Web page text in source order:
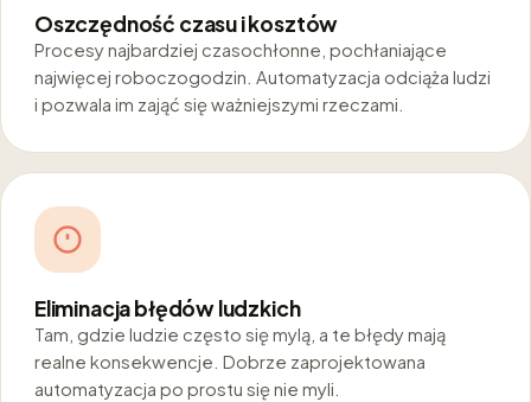
Oszczędność czasu i kosztów
Procesy najbardziej czasochłonne, pochłaniające
najwięcej roboczogodzin. Automatyzacja odciąża ludzi
i pozwala im zająć się ważniejszymi rzeczami.
Eliminacja błędów ludzkich
Tam, gdzie ludzie często się mylą, a te błędy mają
realne konsekwencje. Dobrze zaprojektowana
automatyzacja po prostu się nie myli.